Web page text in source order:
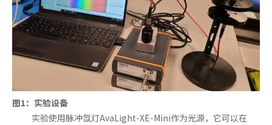
图1：实验设备
实验使用脉冲氙灯AvaLight-XE-Mini作为光源，它可以在